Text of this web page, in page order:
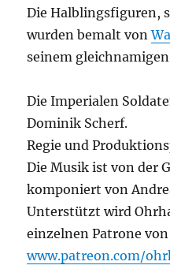
Die Halblingsfiguren,
wurden bemalt von
seinem
Die Imperialen
Dominik Scherf.
Regie und
Die Musik ist von der
komponiert von
Unterstützt wird
einzelnen Patrone von
www.patreon.com/